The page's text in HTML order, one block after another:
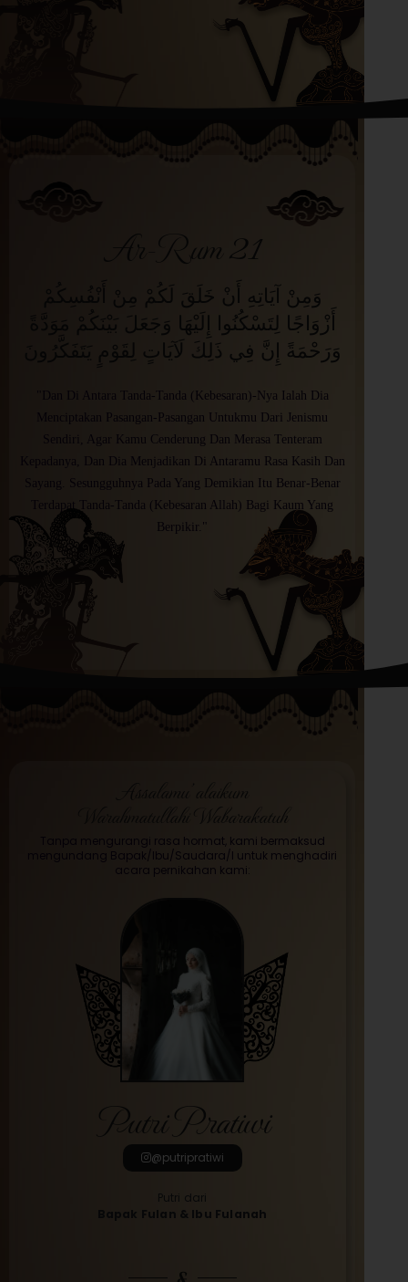
Ar-Rum 21
وَمِنْ آيَاتِهِ أَنْ خَلَقَ لَكُمْ مِنْ أَنْفُسِكُمْ
أَزْوَاجًا لِتَسْكُنُوا إِلَيْهَا وَجَعَلَ بَيْنَكُمْ مَوَدَّةً
وَرَحْمَةً إِنَّ فِي ذَلِكَ لَآيَاتٍ لِقَوْمٍ يَتَفَكَّرُونَ
"Dan Di Antara Tanda-Tanda (Kebesaran)-Nya Ialah Dia
Menciptakan Pasangan-Pasangan Untukmu Dari Jenismu
Sendiri, Agar Kamu Cenderung Dan Merasa Tenteram
Kepadanya, Dan Dia Menjadikan Di Antaramu Rasa Kasih Dan
Sayang. Sesungguhnya Pada Yang Demikian Itu Benar-Benar
Terdapat Tanda-Tanda (Kebesaran Allah) Bagi Kaum Yang
Berpikir."
Assalamu’alaikum
Warahmatullahi Wabarakatuh
Tanpa mengurangi rasa hormat, kami bermaksud
mengundang Bapak/Ibu/Saudara/I untuk menghadiri
acara pernikahan kami:
Putri Pratiwi
@putripratiwi
Putri dari
Bapak Fulan & Ibu Fulanah